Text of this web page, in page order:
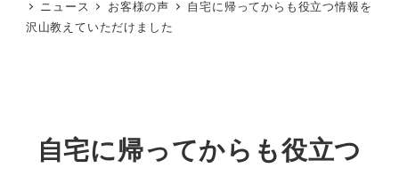
ニュース お客様の声
自宅に帰ってからも役立つ情報を
沢山教えていただけました
自宅に帰ってからも役立つ